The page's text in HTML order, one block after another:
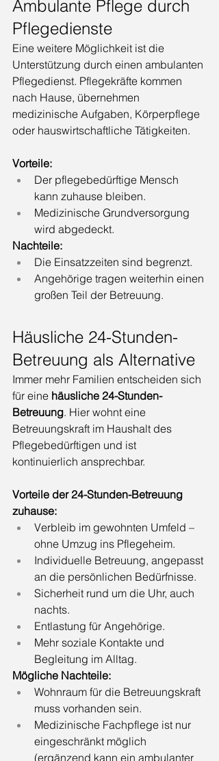
Ambulante Pflege durch
Pflegedienste
Eine weitere Möglichkeit ist die
Unterstützung durch einen ambulanten
Pflegedienst. Pflegekräfte kommen
nach Hause, übernehmen
medizinische Aufgaben, Körperpflege
oder hauswirtschaftliche Tätigkeiten.
Vorteile:
Der pflegebedürftige Mensch
kann zuhause bleiben.
Medizinische Grundversorgung
wird abgedeckt.
Nachteile:
Die Einsatzzeiten sind begrenzt.
Angehörige tragen weiterhin einen
großen Teil der Betreuung.
Häusliche 24-Stunden-
Betreuung als Alternative
Immer mehr Familien entscheiden sich
für eine häusliche 24-Stunden-
Betreuung. Hier wohnt eine
Betreuungskraft im Haushalt des
Pflegebedürftigen und ist
kontinuierlich ansprechbar.
Vorteile der 24-Stunden-Betreuung
zuhause:
Verbleib im gewohnten Umfeld –
ohne Umzug ins Pflegeheim.
Individuelle Betreuung, angepasst
an die persönlichen Bedürfnisse.
Sicherheit rund um die Uhr, auch
nachts.
Entlastung für Angehörige.
Mehr soziale Kontakte und
Begleitung im Alltag.
Mögliche Nachteile:
Wohnraum für die Betreuungskraft
muss vorhanden sein.
Medizinische Fachpflege ist nur
eingeschränkt möglich
(ergänzend kann ein ambulanter